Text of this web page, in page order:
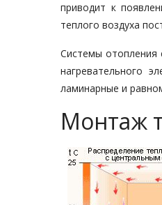
приводит к
теплого воздуха
Системы отопления
нагревательного
ламинарные и
Монтаж